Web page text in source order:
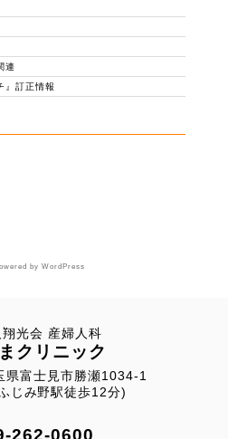
連
』訂正情報
by WordPress
翔光会 産婦人科
クリニック
県富士見市勝瀬1034-1
じみ野駅徒歩12分)